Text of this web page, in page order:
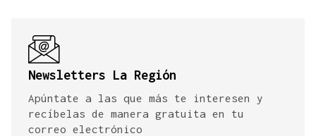
Newsletters La Región
Apúntate a las que más te interesen y
recíbelas de manera gratuita en tu
correo electrónico